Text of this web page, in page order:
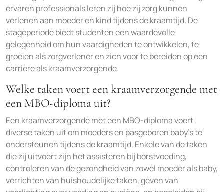
ervaren professionals leren zij hoe zij zorg kunnen
verlenen aan moeder en kind tijdens de kraamtijd. De
stageperiode biedt studenten een waardevolle
gelegenheid om hun vaardigheden te ontwikkelen, te
groeien als zorgverlener en zich voor te bereiden op een
carrière als kraamverzorgende.
Welke taken voert een kraamverzorgende met
een MBO-diploma uit?
Een kraamverzorgende met een MBO-diploma voert
diverse taken uit om moeders en pasgeboren baby’s te
ondersteunen tijdens de kraamtijd. Enkele van de taken
die zij uitvoert zijn het assisteren bij borstvoeding,
controleren van de gezondheid van zowel moeder als baby,
verrichten van huishoudelijke taken, geven van